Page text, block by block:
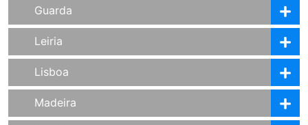
Guarda
Leiria
Lisboa
Madeira